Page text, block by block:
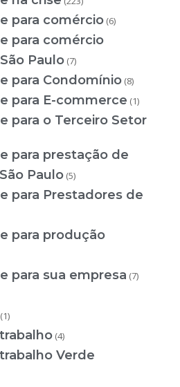
para comércio (6)
para comércio
Paulo (7)
para Condomínio (8)
para E-commerce (1)
para o Terceiro Setor
para prestação de
Paulo (5)
para Prestadores de
para produção
para sua empresa (7)
(1)
(4)
Verde